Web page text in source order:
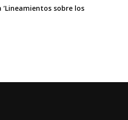
‘Lineamientos sobre los